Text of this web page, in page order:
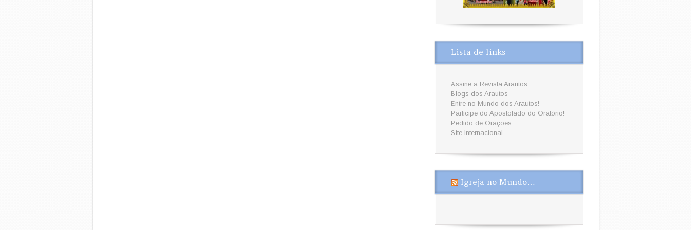
Lista de links
Assine a Revista Arautos
Blogs dos Arautos
Entre no Mundo dos Arautos!
Participe do Apostolado do Oratório!
Pedido de Orações
Site Internacional
Igreja no Mundo…